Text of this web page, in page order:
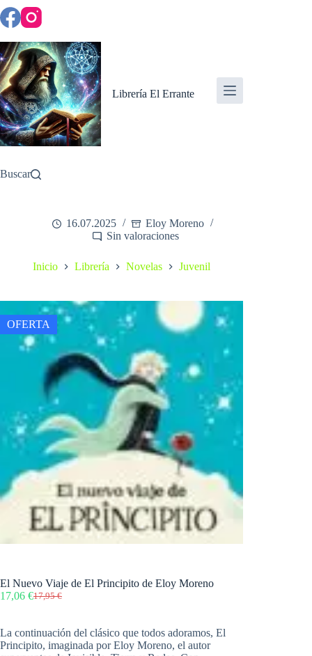
Saltar
al
contenido
Librería El Errante
Buscar
16.07.2025
Eloy Moreno
Sin valoraciones
Inicio Librería Novelas Juvenil
OFERTA
El Nuevo Viaje de El Principito de Eloy Moreno
17,95€
El
original
era:
17,95 €.
17,06 €El
actual
es:
17,06 €.
La continuación del clásico que todos adoramos, El
Principito, imaginada por Eloy Moreno, el autor